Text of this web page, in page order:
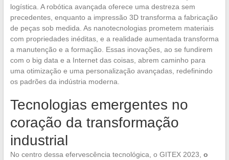
logística. A robótica avançada oferece uma destreza sem
precedentes, enquanto a impressão 3D transforma a fabricação
de peças sob medida. As nanotecnologias prometem materiais
com propriedades inéditas, e a realidade aumentada transforma
a manutenção e a formação. Essas inovações, ao se fundirem
com o big data e a Internet das coisas, abrem caminho para
uma otimização e uma personalização avançadas, redefinindo
os padrões da indústria moderna.
Tecnologias emergentes no
coração da transformação
industrial
No centro dessa efervescência tecnológica, o GITEX 2023, o